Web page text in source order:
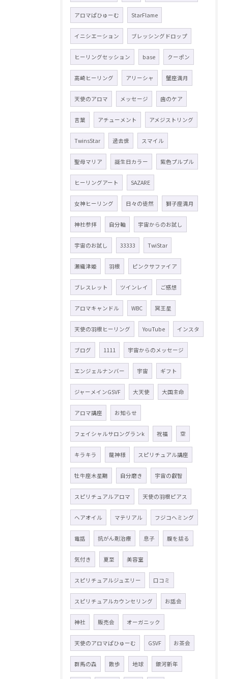
アロマぱひゅーむ StarFlame
イニシエーション ブレッシングドロップ
ヒーリングセッション base クーポン
高崎ヒーリング アリーシャ 蟹座満月
天使のアロマ メッセージ 歯のケア
言葉 アチューメント アメジストリング
TwinsStar 過去世 スマイル
聖母マリア 誕生日カラー 紫色プルプル
ヒーリングアート SAZARE
女神ヒーリング 日々の徒然 獅子座満月
神社参拝 自分軸 宇宙からのお試し
宇宙のお試し 33333 TwiStar
瀬織津姫 羽根 ピンクサファイア
ブレスレット ツインレイ ご感想
アロマキャンドル WBC 冥王星
天使の羽根ヒーリング YouTube インスタ
ブログ 1111 宇宙からのメッセージ
エンジェルナンバー 宇宙 ギフト
ジャーメインGSVF 大天使 大国主命
アロマ講座 お知らせ
フェイシャルサロングランk 祝福 空
キラキラ 龍神様 スピリチュアル講座
牡牛座木星期 自分磨き 宇宙の叡智
スピリチュアルアロマ 天使の羽根ピアス
ヘアオイル マテリアル フジコヘミング
電話 抗がん剤治療 息子 腹を括る
気付き 夏至 美容室
スピリチュアルジュエリー 口コミ
スピリチュアルカウンセリング お話会
神社 販売会 オーガニック
天使のアロマぱひゅーむ GSVF お茶会
群馬の森 散歩 地球 銀河新年